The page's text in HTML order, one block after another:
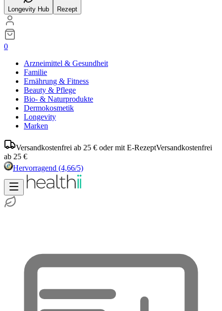
Longevity Hub Rezept
0
Arzneimittel & Gesundheit
Familie
Ernährung & Fitness
Beauty & Pflege
Bio- & Naturprodukte
Dermokosmetik
Longevity
Marken
Versandkostenfrei ab 25 € oder mit E-RezeptVersandkostenfrei
ab 25 €
Hervorragend (4,66/5)